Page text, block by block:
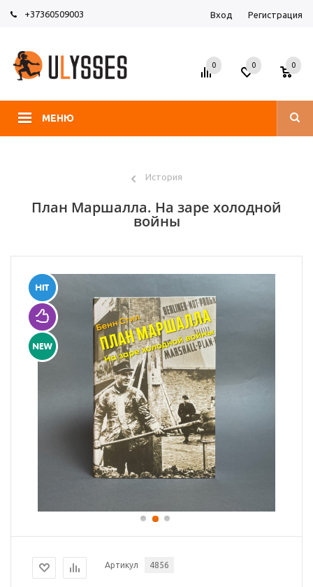
+37360509003 Вход Регистрация
МЕНЮ
0 0 0
История
План Маршалла. На заре холодной
войны
Артикул 4856